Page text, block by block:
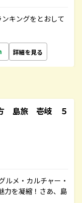
キングをとおして
詳細を見る
島旅 壱岐 ５
ルメ・カルチャー・
力を凝縮！さあ、島